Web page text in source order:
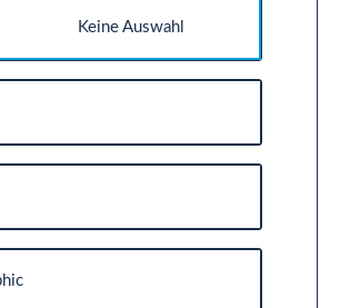
Keine Auswahl